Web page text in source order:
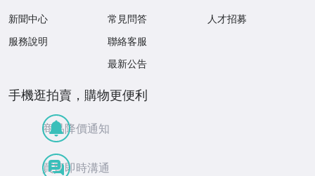
新聞中心
服務說明
常見問答
聯絡客服
最新公告
人才招募
手機逛拍賣，購物更便利
商品降價通知
買賣即時溝通